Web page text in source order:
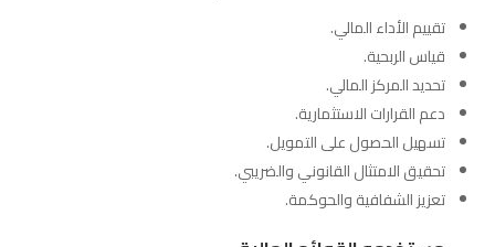
تقييم الأداء المالي.
قياس الربحية.
تحديد المركز المالي.
دعم القرارات الاستثمارية.
تسهيل الحصول على التمويل.
تحقيق الامتثال القانوني والضريبي.
تعزيز الشفافية والحوكمة.